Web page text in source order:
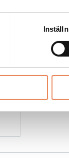
Sista